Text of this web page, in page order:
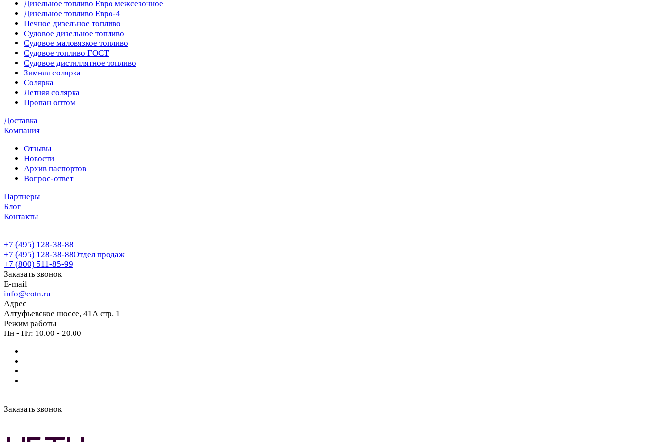
Дизельное топливо Евро межсезонное
Дизельное топливо Евро-4
Печное дизельное топливо
Судовое дизельное топливо
Судовое маловязкое топливо
Судовое топливо ГОСТ
Судовое дистиллятное топливо
Зимняя солярка
Солярка
Летняя солярка
Пропан оптом
Доставка
Компания
Отзывы
Новости
Архив паспортов
Вопрос-ответ
Партнеры
Блог
Контакты
+7 (495) 128-38-88
+7 (495) 128-38-88Отдел продаж
+7 (800) 511-85-99
Заказать звонок
E-mail
info@cotn.ru
Адрес
Алтуфьевское шоссе, 41А стр. 1
Режим работы
Пн - Пт: 10.00 - 20.00
Заказать звонок